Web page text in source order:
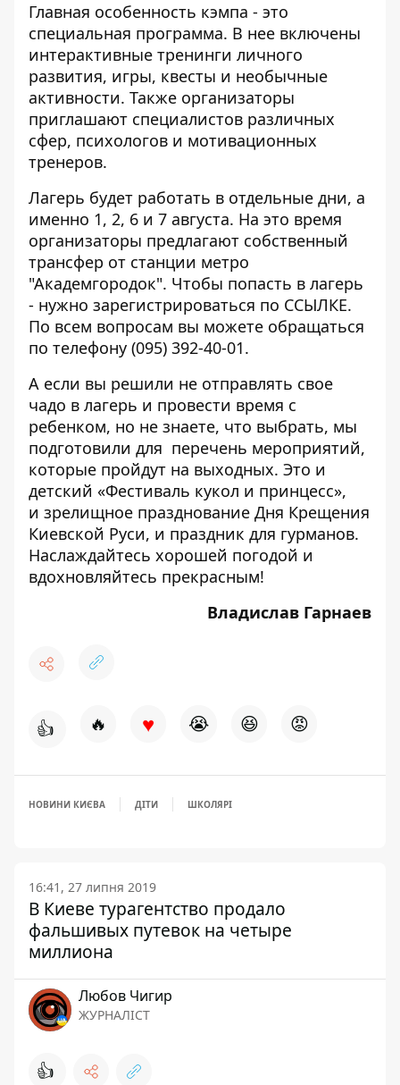
Главная особенность кэмпа - это
специальная программа. В нее включены
интерактивные тренинги личного
развития, игры, квесты и необычные
активности. Также организаторы
приглашают специалистов различных
сфер, психологов и мотивационных
тренеров.
Лагерь будет работать в отдельные дни, а
именно 1, 2, 6 и 7 августа. На это время
организаторы предлагают собственный
трансфер от станции метро
"Академгородок". Чтобы попасть в лагерь
- нужно зарегистрироваться по ССЫЛКЕ.
По всем вопросам вы можете обращаться
по телефону (095) 392-40-01.
А если вы решили не отправлять свое
чадо в лагерь и провести время с
ребенком, но не знаете, что выбрать, мы
подготовили для перечень мероприятий,
которые пройдут на выходных. Это и
детский «Фестиваль кукол и принцесс»,
и зрелищное празднование Дня Крещения
Киевской Руси, и праздник для гурманов.
Наслаждайтесь хорошей погодой и
вдохновляйтесь прекрасным!
Владислав Гарнаев
👍 🔥 ♥ 😭 😆 😡
НОВИНИ КИЄВА ДІТИ ШКОЛЯРІ
16:41, 27 липня 2019
В Киеве турагентство продало
фальшивых путевок на четыре
миллиона
Любов Чигир
ЖУРНАЛІСТ
👍